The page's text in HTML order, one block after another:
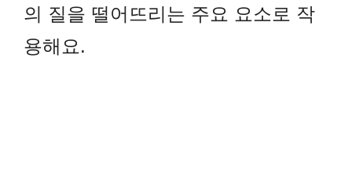
의 질을 떨어뜨리는 주요 요소로 작
용해요.